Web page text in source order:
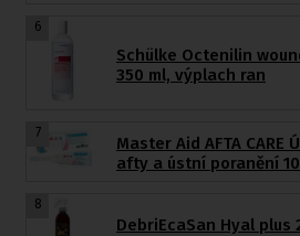
6
Schülke Octenilin
350 ml, výplach ran
7
Master Aid AFTA CARE
afty a ústní poranění
8
DebriEcaSan Hyal plus